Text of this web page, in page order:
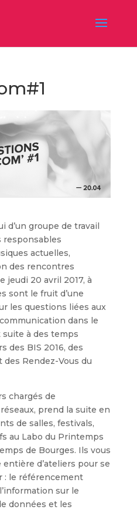
d’un groupe de travail
responsables
actuelles,
des rencontres
jeudi 20 avril 2017, à
sont le fruit d’une
les questions liées aux
dans le
à des temps
des BIS 2016, des
des Rendez-Vous du
chargés de
prend la suite en
de salles, festivals,
au Labo du Printemps
de Bourges. Ils vous
d’ateliers pour se
: le référencement
sur le
données et les